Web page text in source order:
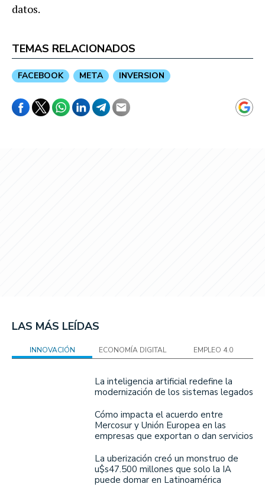
datos.
TEMAS RELACIONADOS
FACEBOOK META INVERSION
LAS MÁS LEÍDAS
INNOVACIÓN ECONOMÍA DIGITAL EMPLEO 4.0
La inteligencia artificial redefine la
modernización de los sistemas legados
Cómo impacta el acuerdo entre
Mercosur y Unión Europea en las
empresas que exportan o dan servicios
La uberización creó un monstruo de
u$s47.500 millones que solo la IA
puede domar en Latinoamérica